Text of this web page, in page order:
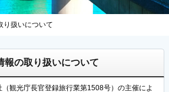
り扱いについて
報の取り扱いについて
観光庁長官登録旅行業第1508号）の主催によ